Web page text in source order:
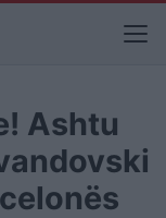
Ashtu